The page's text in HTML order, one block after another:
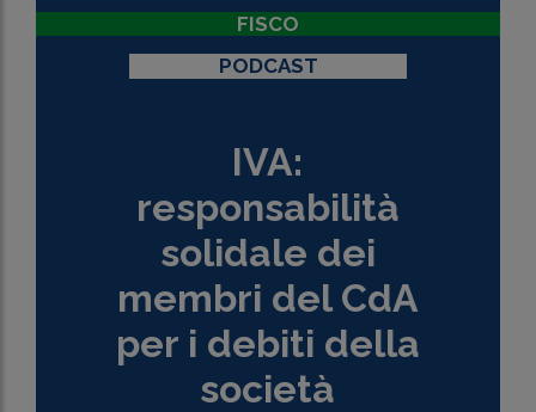
FISCO
PODCAST
IVA:
responsabilità
solidale dei
membri del CdA
per i debiti della
società